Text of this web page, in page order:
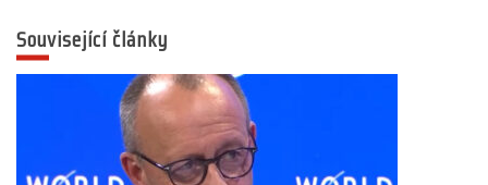
Související články